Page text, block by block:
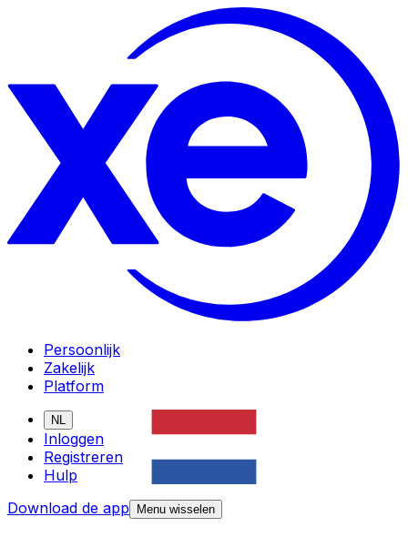
Persoonlijk
Zakelijk
Platform
NL
Inloggen
Registreren
Hulp
Download de app
Menu wisselen